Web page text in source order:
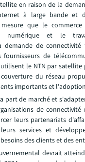
en raison de la
à large bande et
que le
numérique et le
demande de connectivité
fournisseurs de
le NTN par satellite
du réseau
importants et
part de marché et
de connectivité
leurs partenariats
services et
des clients et des
devrait